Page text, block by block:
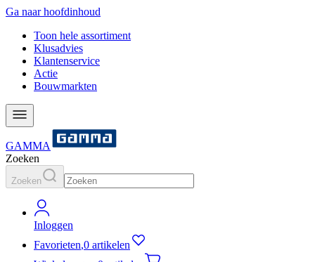
Ga naar hoofdinhoud
Toon hele assortiment
Klusadvies
Klantenservice
Actie
Bouwmarkten
GAMMA
Zoeken
Zoeken
Inloggen
Favorieten,0 artikelen